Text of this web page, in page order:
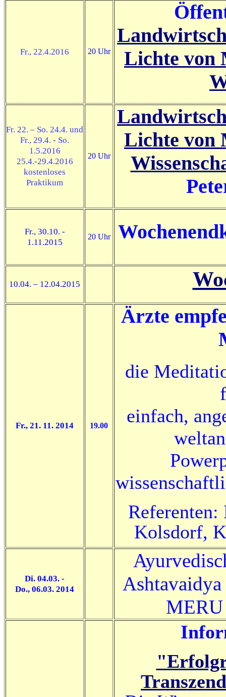
Fr., 22.4.2016 20 Uhr
Lichte von
Fr. 22. – So. 24.4. und
Fr., 29.4. - So.
1.5.2016
25.4.-29.4.2016
kostenloses
Praktikum
20 Uhr
Lichte von
Fr., 30.10. -
1.11.2015
20 Uhr
10.04. – 12.04.2015
Fr., 21. 11. 2014 19.00
Ärzte
die
einfach,
Referenten:
Kolsdorf,
Di. 04.03. -
Do., 06.03. 2014